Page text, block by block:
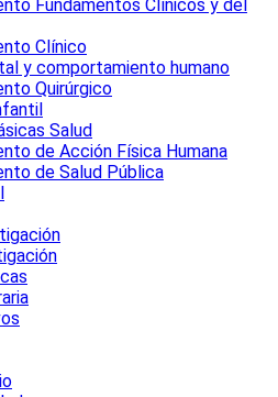
Fundamentos Clínicos y del
Clínico
y comportamiento humano
Quirúrgico
Salud
de Acción Física Humana
de Salud Pública